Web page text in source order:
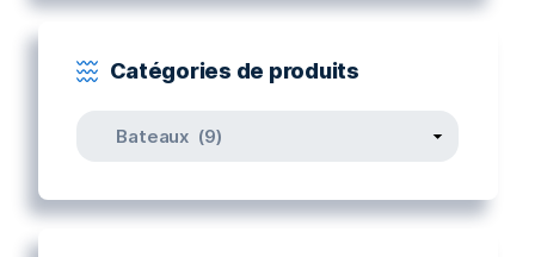
Catégories de produits